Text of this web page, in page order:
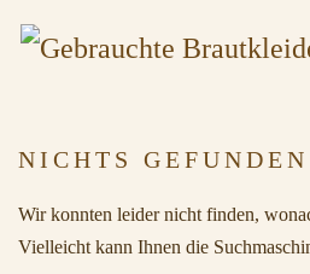
NICHTS GEFUNDEN
Wir konnten leider nicht finden,
Vielleicht kann Ihnen die